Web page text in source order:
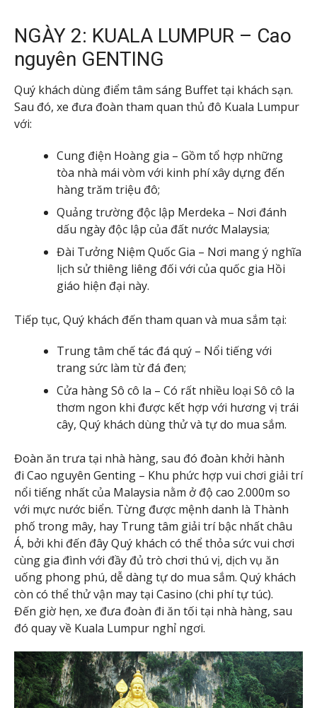
NGÀY 2: KUALA LUMPUR – Cao
nguyên GENTING
Quý khách dùng điểm tâm sáng Buffet tại khách sạn.
Sau đó, xe đưa đoàn tham quan thủ đô Kuala Lumpur
với:
Cung điện Hoàng gia – Gồm tổ hợp những
tòa nhà mái vòm với kinh phí xây dựng đến
hàng trăm triệu đô;
Quảng trường độc lập Merdeka – Nơi đánh
dấu ngày độc lập của đất nước Malaysia;
Đài Tưởng Niệm Quốc Gia – Nơi mang ý nghĩa
lịch sử thiêng liêng đối với của quốc gia Hồi
giáo hiện đại này.
Tiếp tục, Quý khách đến tham quan và mua sắm tại:
Trung tâm chế tác đá quý – Nổi tiếng với
trang sức làm từ đá đen;
Cửa hàng Sô cô la – Có rất nhiều loại Sô cô la
thơm ngon khi được kết hợp với hương vị trái
cây, Quý khách dùng thử và tự do mua sắm.
Đoàn ăn trưa tại nhà hàng, sau đó đoàn khởi hành
đi Cao nguyên Genting – Khu phức hợp vui chơi giải trí
nổi tiếng nhất của Malaysia nằm ở độ cao 2.000m so
với mực nước biển. Từng được mệnh danh là Thành
phố trong mây, hay Trung tâm giải trí bậc nhất châu
Á, bởi khi đến đây Quý khách có thể thỏa sức vui chơi
cùng gia đình với đầy đủ trò chơi thú vị, dịch vụ ăn
uống phong phú, dễ dàng tự do mua sắm. Quý khách
còn có thể thử vận may tại Casino (chi phí tự túc).
Đến giờ hẹn, xe đưa đoàn đi ăn tối tại nhà hàng, sau
đó quay về Kuala Lumpur nghỉ ngơi.